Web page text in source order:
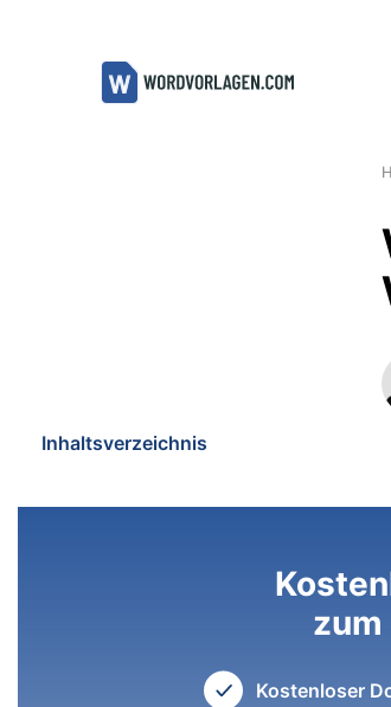
Inhaltsverzeichnis
zum
Kostenloser